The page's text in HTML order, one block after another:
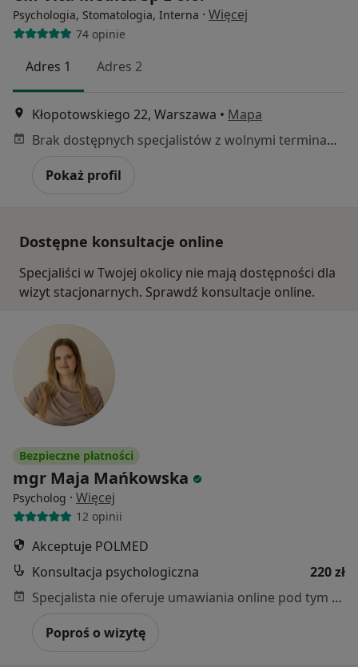
Psychologia, Stomatologia, Interna · Więcej
74 opinie
Adres 1 Adres 2
Kłopotowskiego 22, Warszawa • Mapa
Brak dostępnych specjalistów z wolnymi terminami w tym centrum medycznym.
Pokaż profil
Dostępne konsultacje online
Specjaliści w Twojej okolicy nie mają dostępności dla
wizyt stacjonarnych. Sprawdź konsultacje online.
Bezpieczne płatności
mgr Maja Mańkowska
Psycholog · Więcej
12 opinii
Akceptuje POLMED
Konsultacja psychologiczna
220 zł
Specjalista nie oferuje umawiania online pod tym adresem.
Poproś o wizytę